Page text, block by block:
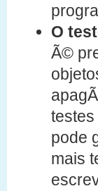
O
Ã©
pode
mais